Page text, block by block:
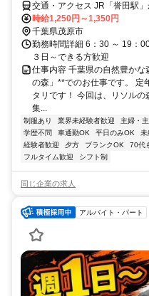
交通・アクセス JR「誉田駅
時給1,250円～1,350円
千葉県茂原市
勤務時間詳細 6：30 ～ 19：
３日～できる方歓迎
仕事内容 千葉県の自然豊か
の森」**でのお仕事です。 定
タリです！ 今回は、リソル
集...
制服あり 業界未経験者歓迎 主婦・
学歴不問
車通勤OK 平日のみOK 未
経験者歓迎
夕方 ブランクOK 70代
フルタイム歓迎
シフト制
同じ企業の求人
アルバイト・パート